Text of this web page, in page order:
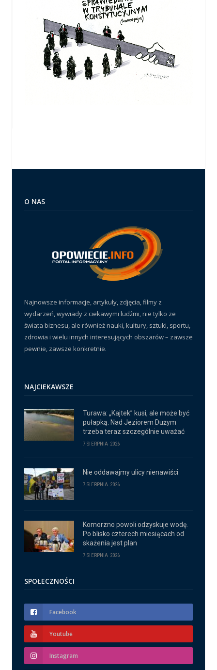
O NAS
Najnowsze informacje, artykuły, zdjęcia, filmy z
wydarzeń, wywiady z ciekawymi ludźmi, nie tylko ze
świata biznesu, ale również nauki, kultury, sztuki, sportu,
zdrowia i wielu innych interesujących obszarów – zawsze
pewnie, zawsze konkretnie.
NAJCIEKAWSZE
Turawa: „Kajtek” kusi, ale może być
pułapką. Nad Jeziorem Dużym
trzeba teraz szczególnie uważać
7 SIERPNIA 2026
Nie oddawajmy ulicy nienawiści
7 SIERPNIA 2026
Komorzno powoli odzyskuje wodę.
Po blisko czterech miesiącach od
skażenia jest plan
7 SIERPNIA 2026
SPOŁECZNOŚCI
Facebook
Youtube
Instagram